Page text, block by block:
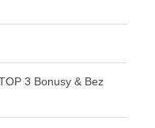
3 Bonusy & Bez